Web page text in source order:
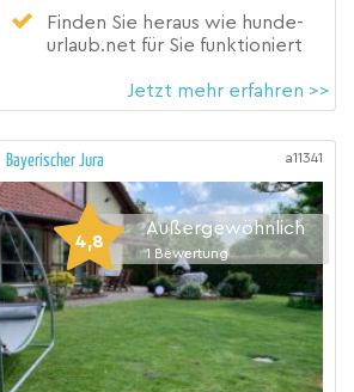
Finden Sie heraus wie hunde-
urlaub.net für Sie funktioniert
Jetzt mehr erfahren >>
Bayerischer Jura a11341
4,8
Außergewöhnlich
1 Bewertung